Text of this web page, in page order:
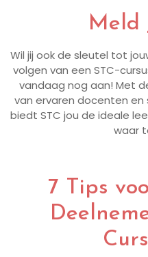
Meld
Wil jij ook de sleutel tot
volgen van een STC-
vandaag nog aan! Met
van ervaren docenten
biedt STC jou de ideale
waar
7 Tips